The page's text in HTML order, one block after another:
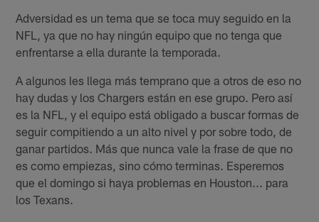
Adversidad es un tema que se toca muy seguido en la
NFL, ya que no hay ningún equipo que no tenga que
enfrentarse a ella durante la temporada.
A algunos les llega más temprano que a otros de eso no
hay dudas y los Chargers están en ese grupo. Pero así
es la NFL, y el equipo está obligado a buscar formas de
seguir compitiendo a un alto nivel y por sobre todo, de
ganar partidos. Más que nunca vale la frase de que no
es como empiezas, sino cómo terminas. Esperemos
que el domingo si haya problemas en Houston... para
los Texans.